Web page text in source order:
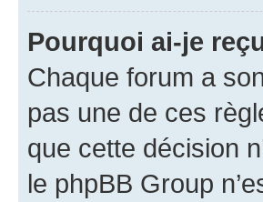
Pourquoi ai-je
Chaque forum a
pas une de ces
que cette décision
le phpBB Group